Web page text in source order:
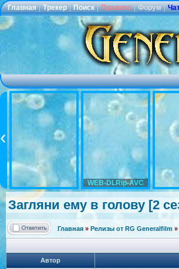
Главная | Трекер | Поиск | Правила | Форум |
WEB-DLRip-AVC
Загляни ему в голову [2
Главная » Релизы от RG Generalfilm »
Автор